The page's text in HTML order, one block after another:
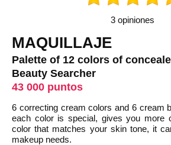
3 opiniones
MAQUILLAJE
Palette of 12 colors of
Beauty Searcher
43 000 puntos
6 correcting cream colors and 6 cream
each color is special, gives you more
color that matches your skin tone, it
makeup needs.